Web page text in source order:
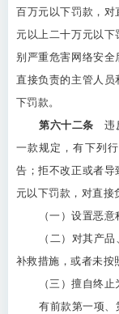
百万元以下罚款，
元以上二十万元以
别严重危害网络安
直接负责的主管人
下罚款。
第六十二条 违
一款规定，有下列
告；拒不改正或者导
元以下罚款，对直接
（一）设置恶意
（二）对其产
补救措施，或者未按
（三）擅自终
有前款第一项、